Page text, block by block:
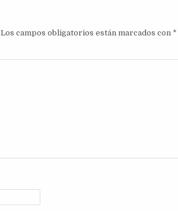
Los campos obligatorios están marcados con *